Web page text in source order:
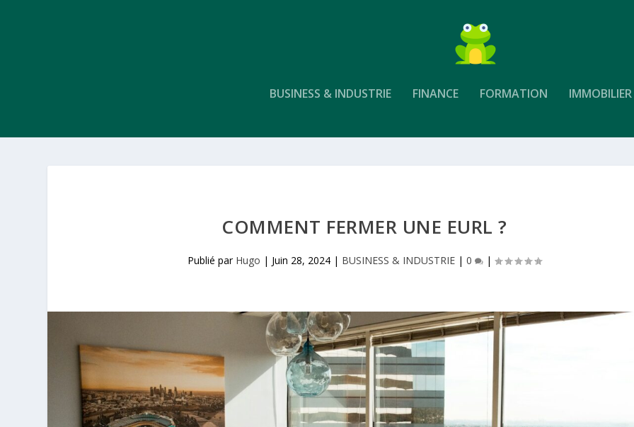
BUSINESS & INDUSTRIE FINANCE FORMATION IMMOBILIER
COMMENT FERMER UNE EURL ?
Publié par Hugo | Juin 28, 2024| BUSINESS & INDUSTRIE| 0 |